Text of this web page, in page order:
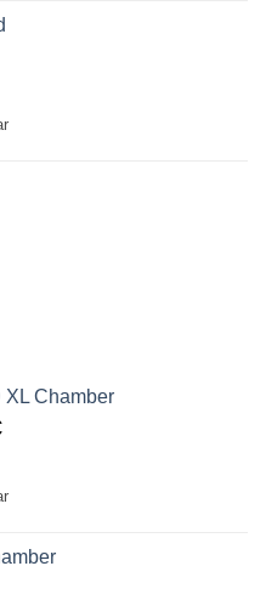
XL Chamber
Preisspanne:
139,77 €